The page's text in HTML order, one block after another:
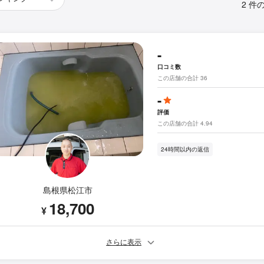
2 件
島根県松江市
¥ 18,700
-
口コミ数
この店舗の合計 36
-
評価
この店舗の合計 4.94
24時間以内の返信
さらに表示